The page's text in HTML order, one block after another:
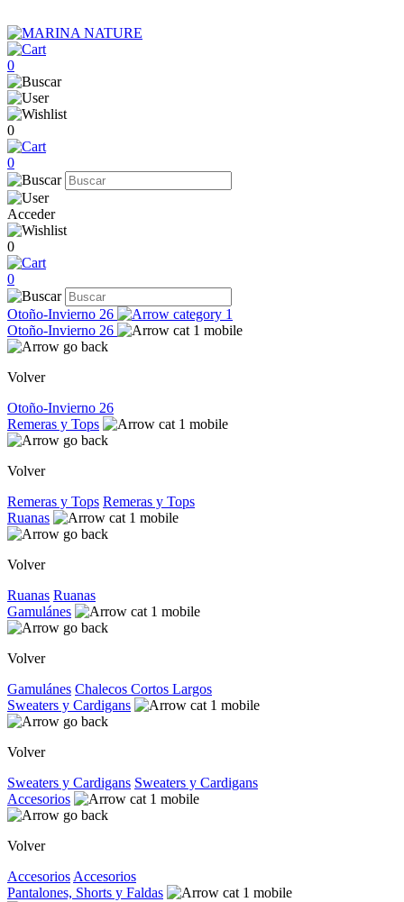
0
0
0
Acceder
0
0
Otoño-Invierno 26
Otoño-Invierno 26
Volver
Otoño-Invierno 26
Remeras y Tops
Volver
Remeras y Tops Remeras y Tops
Ruanas
Volver
Ruanas Ruanas
Gamulánes
Volver
Gamulánes Chalecos Cortos Largos
Sweaters y Cardigans
Volver
Sweaters y Cardigans Sweaters y Cardigans
Accesorios
Volver
Accesorios Accesorios
Pantalones, Shorts y Faldas